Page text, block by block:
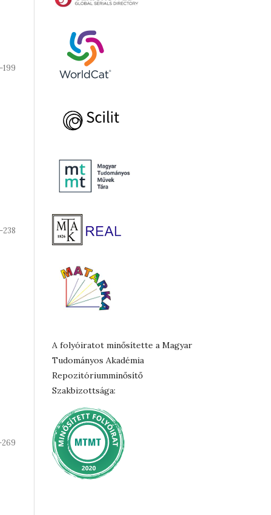
199
A folyóiratot minősítette a Magyar
Tudományos Akadémia
Repozitóriumminősítő
Szakbizottsága: